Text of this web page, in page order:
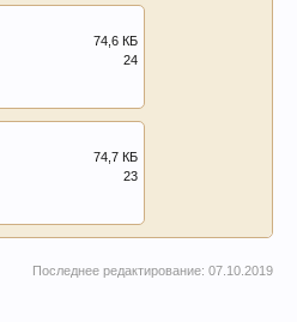
74,6 КБ
24
74,7 КБ
23
Последнее редактирование: 07.10.2019